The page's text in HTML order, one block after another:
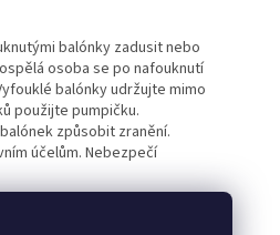
balónky zadusit nebo
osoba se po nafouknutí
balónky udržujte mimo
použijte pumpičku.
způsobit zranění.
účelům. Nebezpečí